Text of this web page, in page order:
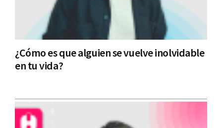
¿Cómo es que alguien se vuelve inolvidable
en tu vida?